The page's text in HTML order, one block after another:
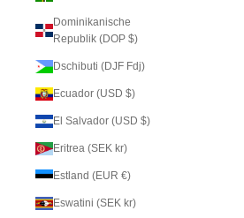
Dominikanische
Republik (DOP $)
Dschibuti (DJF Fdj)
Ecuador (USD $)
El Salvador (USD $)
Eritrea (SEK kr)
Estland (EUR €)
Eswatini (SEK kr)